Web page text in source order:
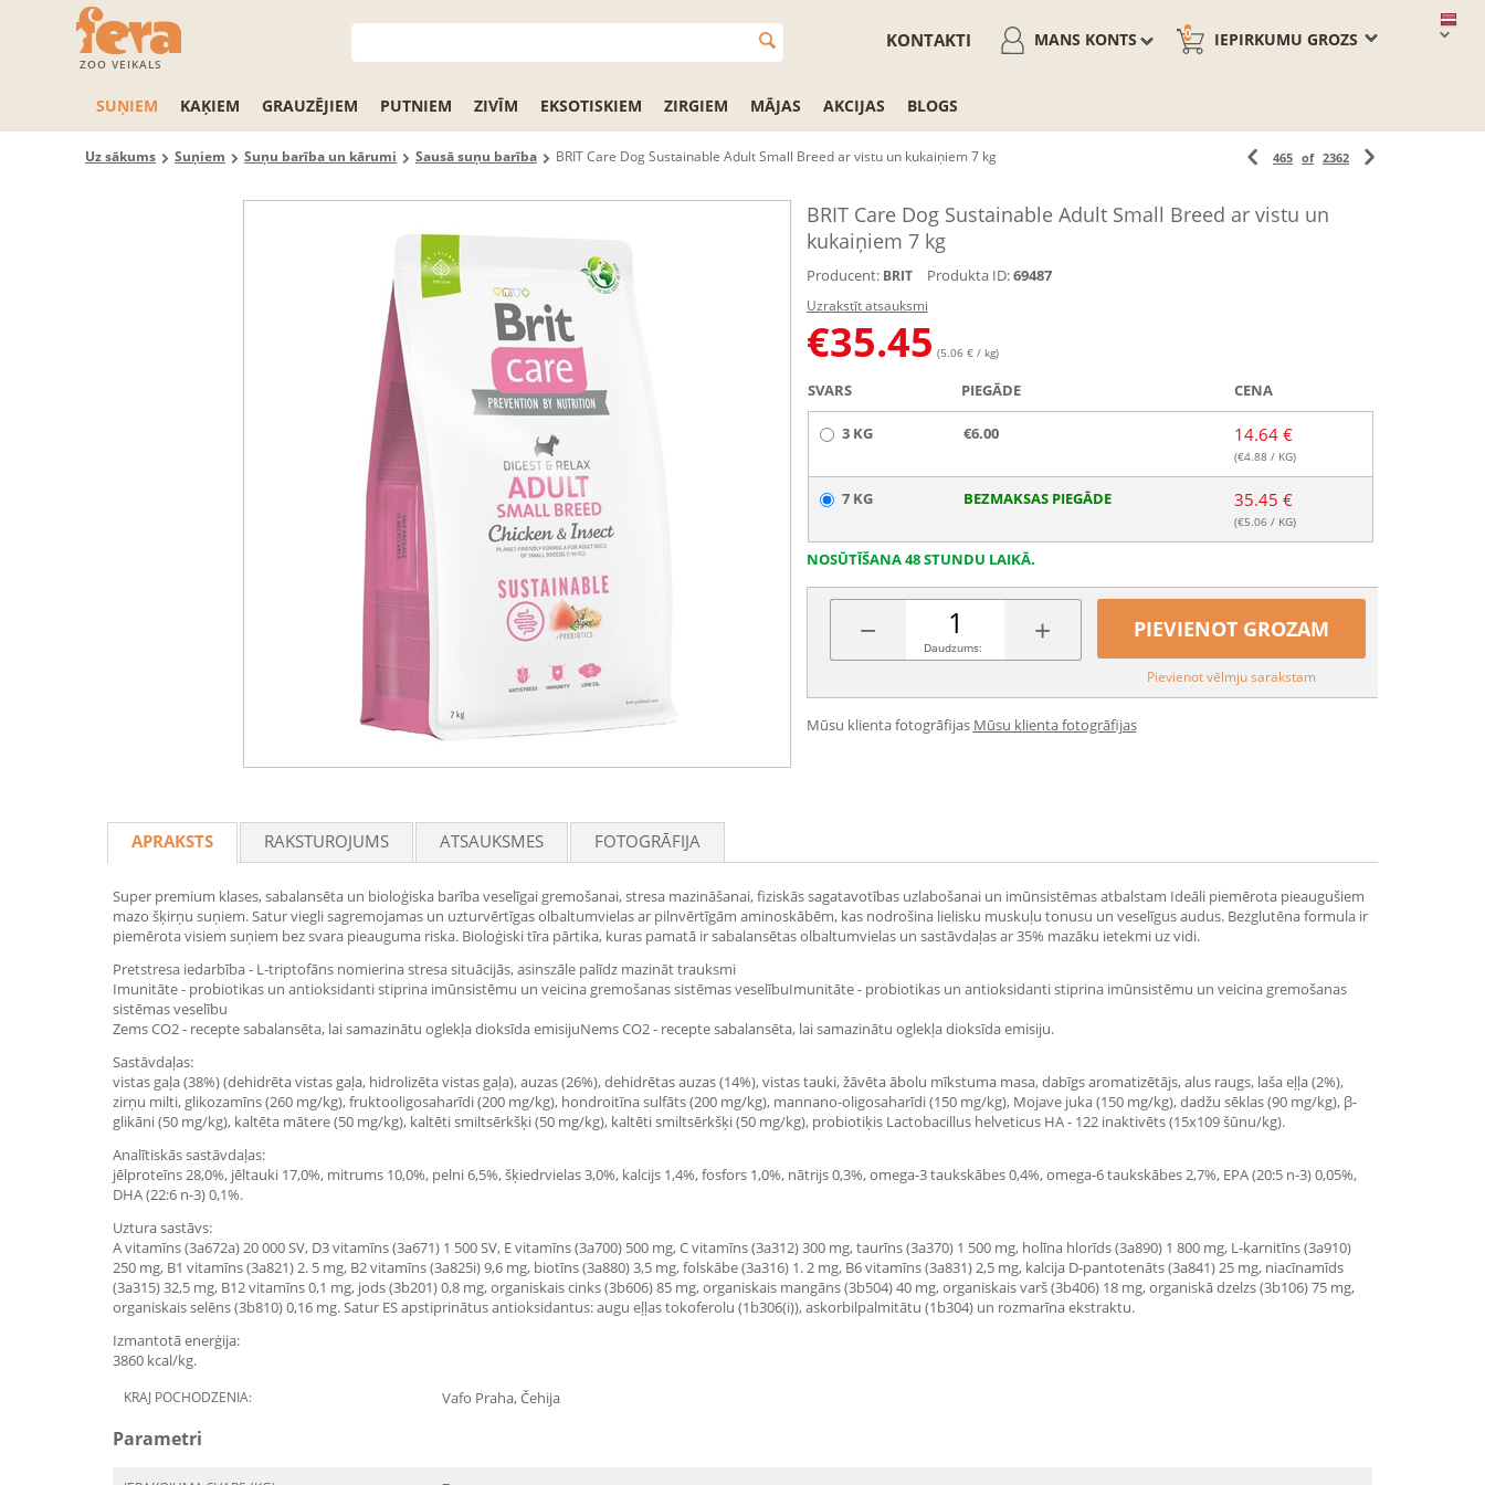
ZOO VEIKALS
IEPIRKUMU GROZS
0
MANS KONTS
KONTAKTI
SUŅIEM KAĶIEM GRAUZĒJIEM PUTNIEM ZIVĪM EKSOTISKIEM ZIRGIEM MĀJAS AKCIJAS BLOGS
Uz sākums Suņiem Suņu barība un kārumi Sausā suņu barība BRIT Care Dog Sustainable Adult Small Breed ar vistu un kukaiņiem 7 kg 465 of 2362
BRIT Care Dog Sustainable Adult Small Breed ar vistu un
kukaiņiem 7 kg
Producent: BRIT Produkta ID:69487
Uzrakstīt atsauksmi
€35.45 (5.06 € / kg)
SVARS PIEGĀDE CENA
3 KG €6.00 14.64 €
(€4.88 / KG)
7 KG BEZMAKSAS PIEGĀDE 35.45 €
(€5.06 / KG)
NOSŪTĪŠANA 48 STUNDU LAIKĀ.
− +
Daudzums:
PIEVIENOT GROZAM
Pievienot vēlmju sarakstam
Mūsu klienta fotogrāfijas Mūsu klienta fotogrāfijas
APRAKSTS RAKSTUROJUMS ATSAUKSMES FOTOGRĀFIJA
Super premium klases, sabalansēta un bioloģiska barība veselīgai gremošanai, stresa mazināšanai, fiziskās sagatavotības uzlabošanai un imūnsistēmas atbalstam Ideāli piemērota pieaugušiem
mazo šķirņu suņiem. Satur viegli sagremojamas un uzturvērtīgas olbaltumvielas ar pilnvērtīgām aminoskābēm, kas nodrošina lielisku muskuļu tonusu un veselīgus audus. Bezglutēna formula ir
piemērota visiem suņiem bez svara pieauguma riska. Bioloģiski tīra pārtika, kuras pamatā ir sabalansētas olbaltumvielas un sastāvdaļas ar 35% mazāku ietekmi uz vidi.
Pretstresa iedarbība - L-triptofāns nomierina stresa situācijās, asinszāle palīdz mazināt trauksmi
Imunitāte - probiotikas un antioksidanti stiprina imūnsistēmu un veicina gremošanas sistēmas veselībuImunitāte - probiotikas un antioksidanti stiprina imūnsistēmu un veicina gremošanas
sistēmas veselību
Zems CO2 - recepte sabalansēta, lai samazinātu oglekļa dioksīda emisijuNems CO2 - recepte sabalansēta, lai samazinātu oglekļa dioksīda emisiju.
Sastāvdaļas:
vistas gaļa (38%) (dehidrēta vistas gaļa, hidrolizēta vistas gaļa), auzas (26%), dehidrētas auzas (14%), vistas tauki, žāvēta ābolu mīkstuma masa, dabīgs aromatizētājs, alus raugs, laša eļļa (2%),
zirņu milti, glikozamīns (260 mg/kg), fruktooligosaharīdi (200 mg/kg), hondroitīna sulfāts (200 mg/kg), mannano-oligosaharīdi (150 mg/kg), Mojave juka (150 mg/kg), dadžu sēklas (90 mg/kg), β-
glikāni (50 mg/kg), kaltēta mātere (50 mg/kg), kaltēti smiltsērkšķi (50 mg/kg), kaltēti smiltsērkšķi (50 mg/kg), probiotiķis Lactobacillus helveticus HA - 122 inaktivēts (15x109 šūnu/kg).
Analītiskās sastāvdaļas:
jēlproteīns 28,0%, jēltauki 17,0%, mitrums 10,0%, pelni 6,5%, šķiedrvielas 3,0%, kalcijs 1,4%, fosfors 1,0%, nātrijs 0,3%, omega-3 taukskābes 0,4%, omega-6 taukskābes 2,7%, EPA (20:5 n-3) 0,05%,
DHA (22:6 n-3) 0,1%.
Uztura sastāvs:
A vitamīns (3a672a) 20 000 SV, D3 vitamīns (3a671) 1 500 SV, E vitamīns (3a700) 500 mg, C vitamīns (3a312) 300 mg, taurīns (3a370) 1 500 mg, holīna hlorīds (3a890) 1 800 mg, L-karnitīns (3a910)
250 mg, B1 vitamīns (3a821) 2. 5 mg, B2 vitamīns (3a825i) 9,6 mg, biotīns (3a880) 3,5 mg, folskābe (3a316) 1. 2 mg, B6 vitamīns (3a831) 2,5 mg, kalcija D-pantotenāts (3a841) 25 mg, niacīnamīds
(3a315) 32,5 mg, B12 vitamīns 0,1 mg, jods (3b201) 0,8 mg, organiskais cinks (3b606) 85 mg, organiskais mangāns (3b504) 40 mg, organiskais varš (3b406) 18 mg, organiskā dzelzs (3b106) 75 mg,
organiskais selēns (3b810) 0,16 mg. Satur ES apstiprinātus antioksidantus: augu eļļas tokoferolu (1b306(i)), askorbilpalmitātu (1b304) un rozmarīna ekstraktu.
Izmantotā enerģija:
3860 kcal/kg.
KRAJ POCHODZENIA: Vafo Praha, Čehija
Parametri